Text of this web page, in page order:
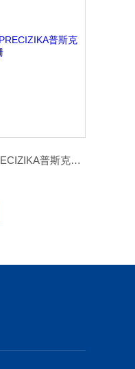
A90H-AV角度编码器PRECIZIKA普斯克圆光栅